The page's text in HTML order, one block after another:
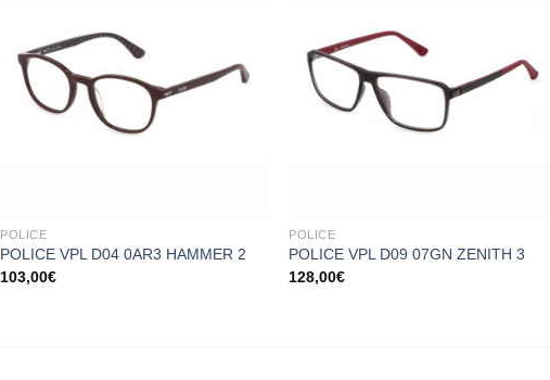
POLICE
POLICE VPL D04 0AR3 HAMMER 2
103,00€
POLICE
POLICE VPL D09 07GN ZENITH 3
128,00€